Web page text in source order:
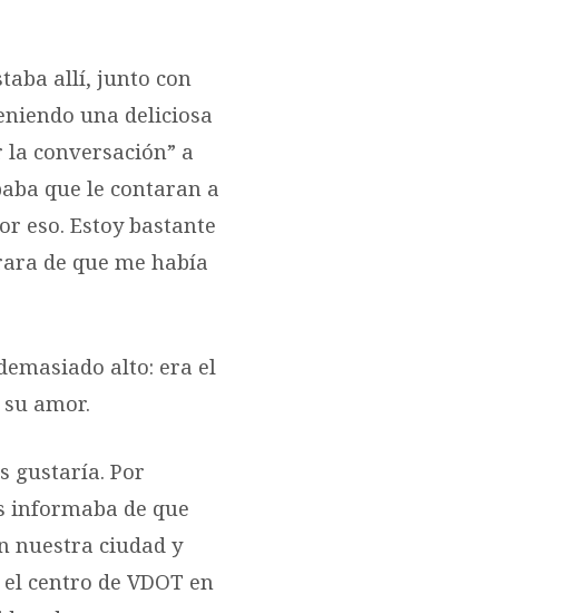
allí, junto con
una deliciosa
conversación” a
que le contaran a
eso. Estoy bastante
de que me había
alto: era el
amor.
gustaría. Por
informaba de que
nuestra ciudad y
centro de VDOT en